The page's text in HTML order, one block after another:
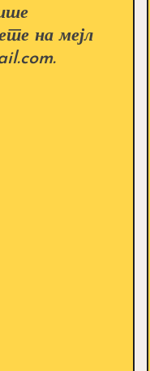
на мејл